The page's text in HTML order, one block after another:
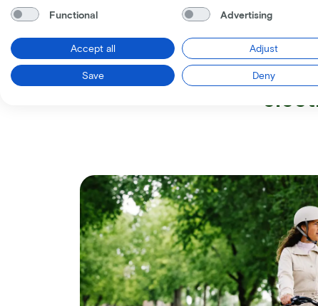
Functional Advertising
Accept all Adjust
Save Deny